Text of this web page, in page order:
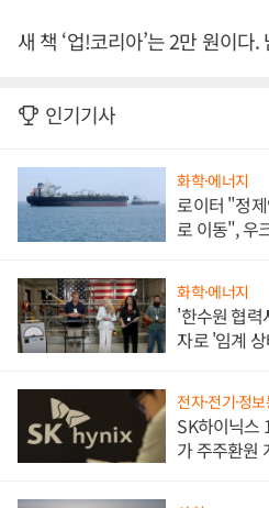
새 책 ‘업!코리아’는 2만 원이다
인기기사
화학·에너지
로이터 "정
로 이동", 우
화학·에너지
'한수원 협력
자로 '임계
전자·전기·정
SK하이닉스
가 주주환원